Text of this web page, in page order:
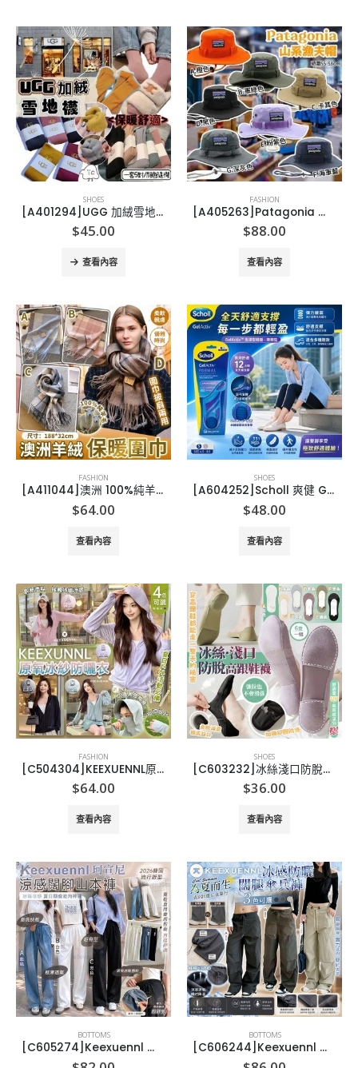
SHOES
[A401294]UGG 加絨雪地襪 (1套5對)
$45.00
查看內容
FASHION
[A405263]Patagonia 山系漁夫帽
$88.00
查看內容
FASHION
[A411044]澳洲 100%純羊毛頸巾
$64.00
查看內容
SHOES
[A604252]Scholl 爽健 GelActiv 彈力吸震鞋墊
$48.00
查看內容
FASHION
[C504304]KEEXUENNL原紗冰絲防曬衣
$64.00
查看內容
SHOES
[C603232]冰絲淺口防脫襪 【一組6對】
$36.00
查看內容
BOTTOMS
[C605274]Keexuennl 珂宣尼涼感闊腳山本褲
BOTTOMS
[C606244]Keexuennl 冰感防曬闊腿傘兵褲